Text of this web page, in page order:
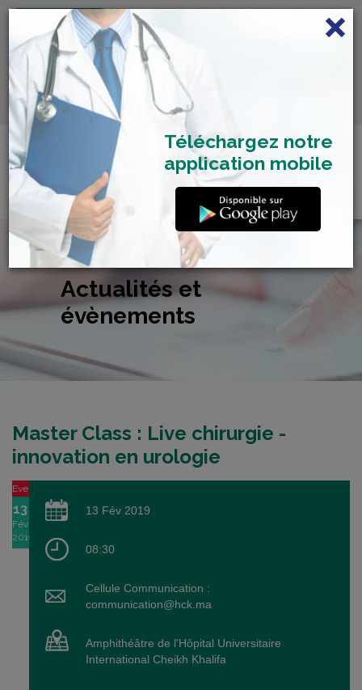
FRANÇAIS
Centre de Check-up Bilan
Santé
Actualités et
évènements
Master Class : Live chirurgie -
innovation en urologie
Event
13
Fév
2019
13 Fév 2019
08:30
Cellule Communication :
communication@hck.ma
Amphithéâtre de l'Hôpital Universitaire
International Cheikh Khalifa
Téléchargez notre
application mobile